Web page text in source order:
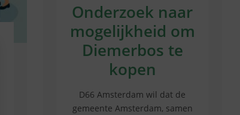
Onderzoek naar
mogelijkheid om
Diemerbos te
kopen
D66 Amsterdam wil dat de
gemeente Amsterdam, samen